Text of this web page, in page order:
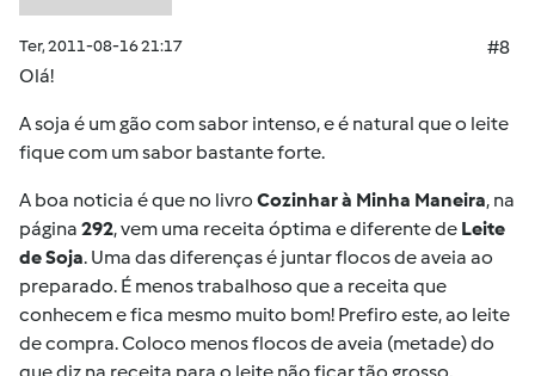
Ter, 2011-08-16 21:17
#8
Olá!
A soja é um gão com sabor intenso, e é natural que o leite
fique com um sabor bastante forte.
A boa noticia é que no livro Cozinhar à Minha Maneira, na
página 292, vem uma receita óptima e diferente de Leite
de Soja. Uma das diferenças é juntar flocos de aveia ao
preparado. É menos trabalhoso que a receita que
conhecem e fica mesmo muito bom! Prefiro este, ao leite
de compra. Coloco menos flocos de aveia (metade) do